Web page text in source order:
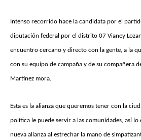
Intenso recorrido hace la candidata por el
diputación federal por el distrito 07 Vianey
encuentro cercano y directo con la gente, a la
con su equipo de campaña y de su compañera
Martínez mora.
Esta es la alianza que queremos tener con la
política le puede servir a las comunidades, así lo
nueva alianza al estrechar la mano de